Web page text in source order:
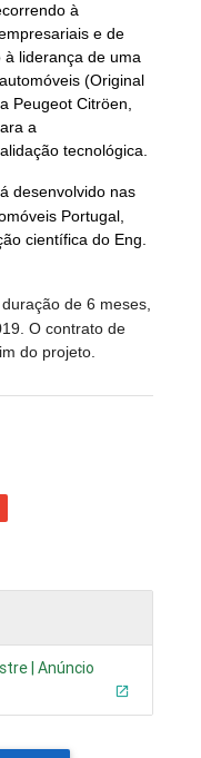
à
e de
à liderança de uma
(Original
Peugeot Citröen,
a
tecnológica.
desenvolvido nas
Portugal,
científica do Eng.
de 6 meses,
O contrato de
do projeto.
| Anúncio